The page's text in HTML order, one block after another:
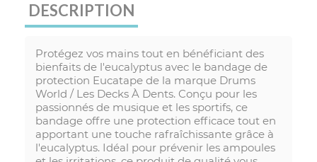
DESCRIPTION
Protégez vos mains tout en bénéficiant des
bienfaits de l'eucalyptus avec le bandage de
protection Eucatape de la marque Drums
World / Les Decks À Dents. Conçu pour les
passionnés de musique et les sportifs, ce
bandage offre une protection efficace tout en
apportant une touche rafraîchissante grâce à
l'eucalyptus. Idéal pour prévenir les ampoules